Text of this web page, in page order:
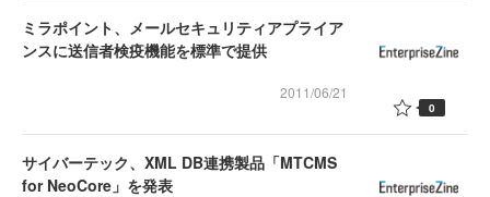
ミラポイント、メールセキュリティアプライア
ンスに送信者検疫機能を標準で提供
2011/06/21
0
サイバーテック、XML DB連携製品「MTCMS
for NeoCore」を発表